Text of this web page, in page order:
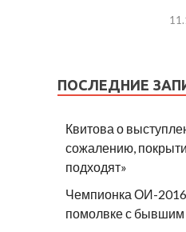
ПОСЛЕДНИЕ
Квитова о
сожалению,
подходят»
Чемпионка ОИ-
помолвке с бывшим